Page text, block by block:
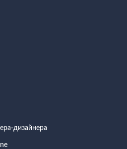
дизайнера